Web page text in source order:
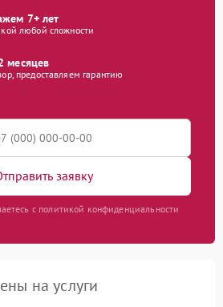
7+ лет
любой сложности
месяцев
предоставляем гарантию
заявку
с политикой конфиденциальности
на услуги